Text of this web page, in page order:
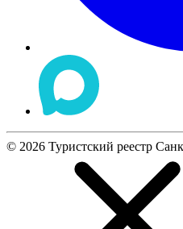
© 2026 Туристский реестр